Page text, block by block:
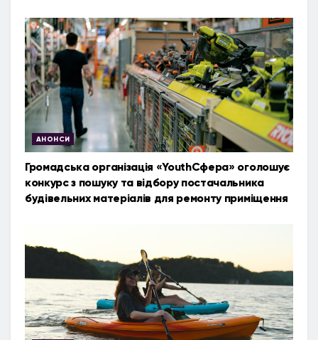
АНОНСИ
Громадська організація «YouthСфера» оголошує
конкурс з пошуку та відбору постачальника
будівельних матеріалів для ремонту приміщення